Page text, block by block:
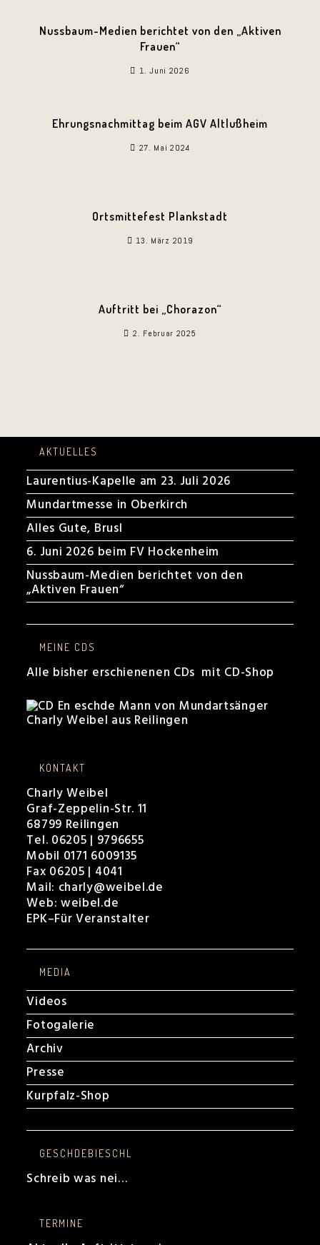
Nussbaum-Medien berichtet von den „Aktiven
Frauen“
1. Juni 2026
Ehrungsnachmittag beim AGV Altlußheim
27. Mai 2024
Ortsmittefest Plankstadt
13. März 2019
Auftritt bei „Chorazon“
2. Februar 2025
AKTUELLES
Laurentius-Kapelle am 23. Juli 2026
Mundartmesse in Oberkirch
Alles Gute, Brusl
6. Juni 2026 beim FV Hockenheim
Nussbaum-Medien berichtet von den
„Aktiven Frauen“
MEINE CDS
Alle bisher erschienenen CDs mit CD-Shop
KONTAKT
Charly Weibel
Graf-Zeppelin-Str. 11
68799 Reilingen
Tel. 06205 | 9796655
Mobil 0171 6009135
Fax 06205 | 4041
Mail: charly@weibel.de
Web: weibel.de
EPK–Für Veranstalter
MEDIA
Videos
Fotogalerie
Archiv
Presse
Kurpfalz-Shop
GESCHDEBIESCHL
Schreib was nei…
TERMINE